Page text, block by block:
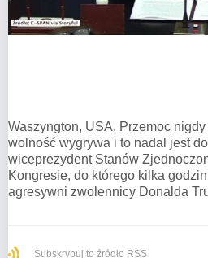
Waszyngton, USA. Przemoc
wolność wygrywa i to nadal jest
wiceprezydent Stanów
Kongresie, do którego kilka
agresywni zwolennicy Donalda
Subskrybuj to źródło RSS